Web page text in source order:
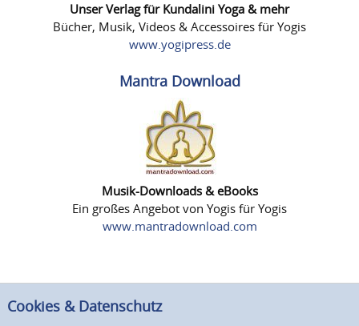
Unser Verlag für Kundalini Yoga & mehr
Bücher, Musik, Videos & Accessoires für Yogis
www.yogipress.de
Mantra Download
Musik-Downloads & eBooks
Ein großes Angebot von Yogis für Yogis
www.mantradownload.com
Cookies & Datenschutz